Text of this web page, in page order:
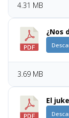
4.31 MB
¿Nos
3.69 MB
El